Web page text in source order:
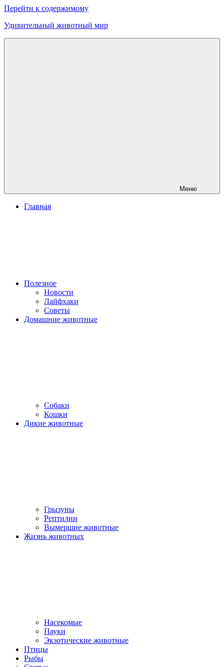
Перейти к содержимому
Удивительный животный мир
Меню
Главная
Полезное
Новости
Лайфхаки
Советы
Домашние животные
Собаки
Кошки
Дикие животные
Грызуны
Рептилии
Вымершие животные
Жизнь животных
Насекомые
Пауки
Экзотические животные
Птицы
Рыбы